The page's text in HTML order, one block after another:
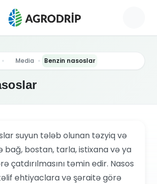
Media Benzin nasoslar
suyun tələb olunan təzyiq və
bağ, bostan, tarla, istixana və ya
çatdırılmasını təmin edir. Nasos
ehtiyaclara və şəraitə görə